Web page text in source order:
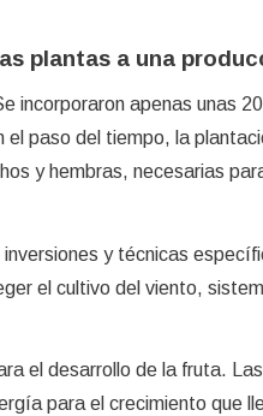
plantas a una
incorporaron apenas unas
el paso del tiempo, la
y hembras, necesarias
y técnicas
el cultivo del viento,
el desarrollo de la fruta.
para el crecimiento que